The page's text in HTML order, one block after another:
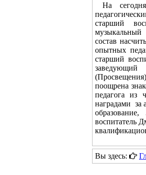
На
старший
музыкальный
состав
опытных
старший
заведующий
поощрена
педагога из
наградами за
воспитатель
Вы здесь: